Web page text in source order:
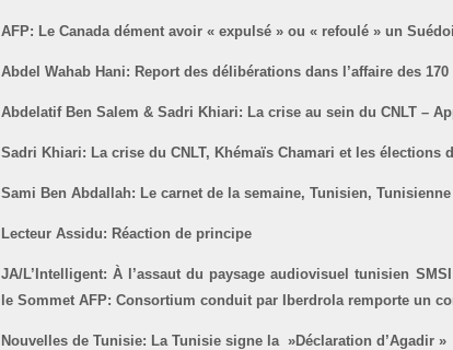
AFP: Le Canada dément avoir « expulsé » ou « refoulé » un
Abdel Wahab Hani: Report des délibérations dans l’affaire des
Abdelatif Ben Salem & Sadri Khiari: La crise au sein du CNLT –
Sadri Khiari: La crise du CNLT, Khémaïs Chamari et les élections
Sami Ben Abdallah: Le carnet de la semaine, Tunisien, Tunisienne
Lecteur Assidu: Réaction de principe
JA/L’Intelligent: À l’assaut du paysage audiovisuel tunisien
le Sommet AFP: Consortium conduit par Iberdrola remporte un
Nouvelles de Tunisie: La Tunisie signe la »Déclaration d’Agadir »